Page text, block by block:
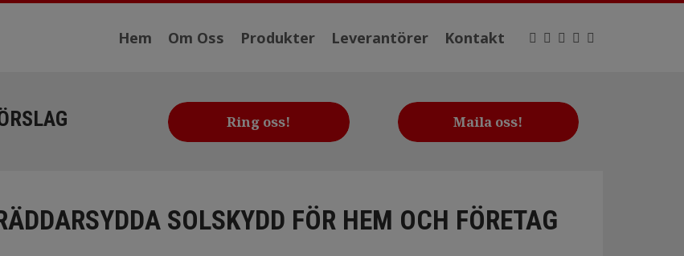
Hem Om Oss Produkter Leverantörer Kontakt
Ring oss! Maila oss!
SOLSKYDD FÖR HEM OCH FÖRETAG